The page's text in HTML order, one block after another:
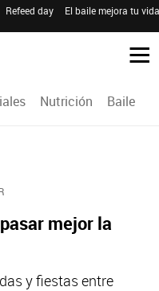
Refeed day El baile mejora tu
Nutrición Baile
mejor la
y fiestas entre